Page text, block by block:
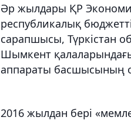
Әр жылдары ҚР
республикалық
сарапшысы, Түркістан
Шымкент
аппараты басшысының
2016 жылдан бері